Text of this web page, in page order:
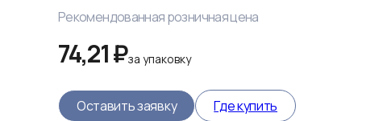
Рекомендованная розничная цена
74,21 ₽заупаковку
Оставить заявку Где купить